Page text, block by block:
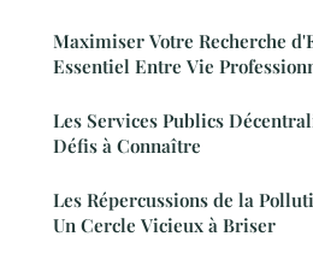
Maximiser Votre Recherche
Essentiel Entre Vie
Les Services Publics
Défis à Connaître
Les Répercussions de la
Un Cercle Vicieux à Briser